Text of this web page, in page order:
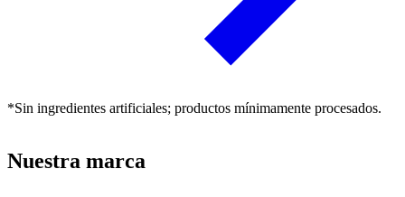
*Sin ingredientes artificiales; productos mínimamente procesados.
Nuestra marca